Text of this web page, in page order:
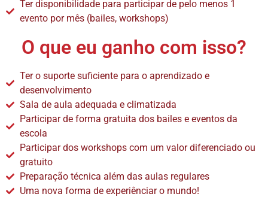
Ter disponibilidade para participar de pelo menos 1
evento por mês (bailes, workshops)
O que eu ganho com isso?
Ter o suporte suficiente para o aprendizado e
desenvolvimento
Sala de aula adequada e climatizada
Participar de forma gratuita dos bailes e eventos da
escola
Participar dos workshops com um valor diferenciado ou
gratuito
Preparação técnica além das aulas regulares
Uma nova forma de experiênciar o mundo!